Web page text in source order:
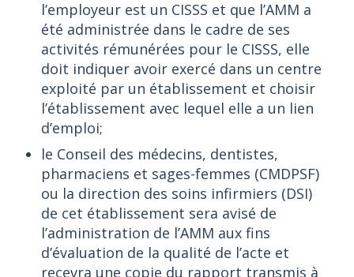
l’employeur est un CISSS et que l’AMM a
été administrée dans le cadre de ses
activités rémunérées pour le CISSS, elle
doit indiquer avoir exercé dans un centre
exploité par un établissement et choisir
l’établissement avec lequel elle a un lien
d’emploi;
le Conseil des médecins, dentistes,
pharmaciens et sages-femmes (CMDPSF)
ou la direction des soins infirmiers (DSI)
de cet établissement sera avisé de
l’administration de l’AMM aux fins
d’évaluation de la qualité de l’acte et
recevra une copie du rapport transmis à